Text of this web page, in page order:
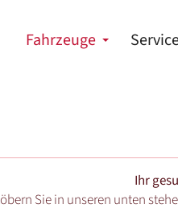
Fahrzeuge
Ihr
Sie in unseren unten